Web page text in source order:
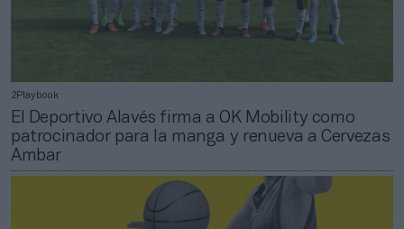
2Playbook
El Deportivo Alavés firma a OK Mobility como
patrocinador para la manga y renueva a Cervezas
Ambar